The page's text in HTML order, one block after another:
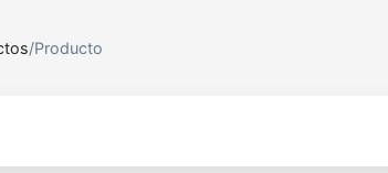
/Producto